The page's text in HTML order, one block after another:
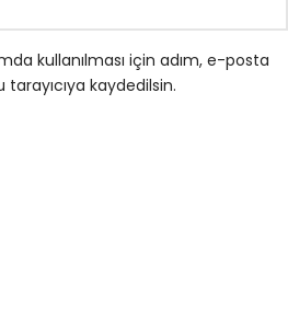
kullanılması için adım, e-posta
kaydedilsin.